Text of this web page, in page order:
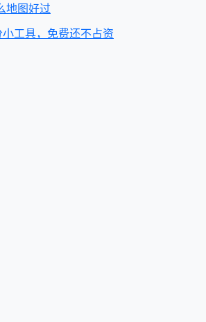
地图好过
工具，免费还不占资